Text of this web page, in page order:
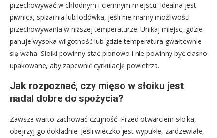
przechowywać w chłodnym i ciemnym miejscu. Idealna jest
piwnica, spiżarnia lub lodówka, jeśli nie mamy możliwości
przechowywania w niższej temperaturze. Unikaj miejsc, gdzie
panuje wysoka wilgotność lub gdzie temperatura gwałtownie
się waha. Słoiki powinny stać pionowo i nie powinny być ciasno
upakowane, aby zapewnić cyrkulację powietrza.
Jak rozpoznać, czy mięso w słoiku jest
nadal dobre do spożycia?
Zawsze warto zachować czujność. Przed otwarciem słoika,
obejrzyj go dokładnie. Jeśli wieczko jest wypukłe, zardzewiałe,